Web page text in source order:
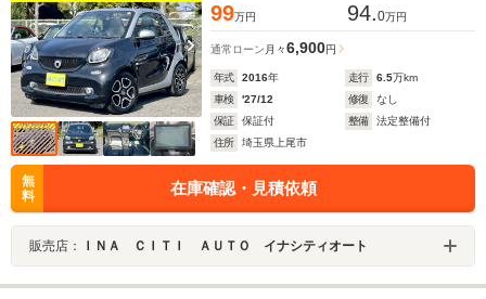
99万円 94.0万円
通常ローン 月々6,900円
年式 2016年 走行 6.5万km
車検
'27/12 修復
なし
保証
保証付 整備
法定整備付
住所
埼玉県上尾市
無
料
在庫確認・見積依頼
販売店： ＩＮＡ ＣＩＴＩ ＡＵＴＯ イナシティオート